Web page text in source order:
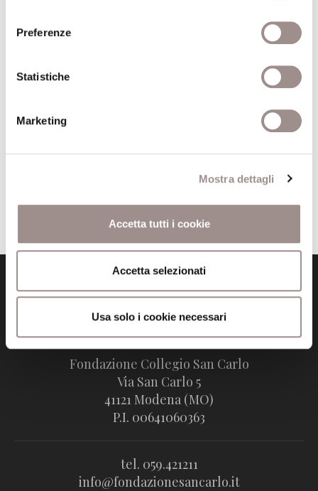
Preferenze
Statistiche
Marketing
Mostra dettagli
Accetta tutti i cookie
Accetta selezionati
Usa solo i cookie necessari
aspiranti detective da 12 a 14 anni
Ogni arnese il suo mestiere
Festival Filosofia
Fondazione Collegio San Carlo
Via San Carlo 5
41121 Modena (MO)
P.I. 00641060363
tel. 059.421211
info@fondazionesancarlo.it